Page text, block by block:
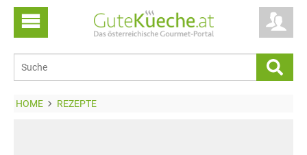
HOME REZEPTE